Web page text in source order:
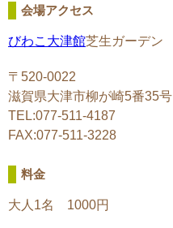
会場アクセス
びわこ大津館芝生ガーデン
〒520-0022
滋賀県大津市柳が崎5番35号
TEL:077-511-4187
FAX:077-511-3228
料金
大人1名 1000円